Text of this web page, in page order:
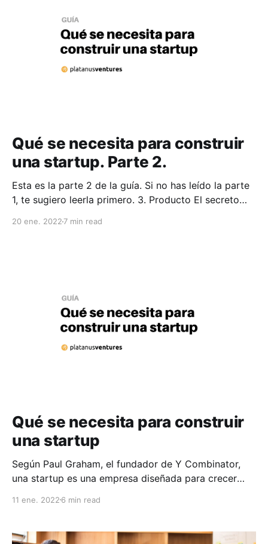
Qué se necesita para construir
una startup. Parte 2.
Esta es la parte 2 de la guía. Si no has leído la parte
1, te sugiero leerla primero. 3. Producto El secreto
20 ene. 2022 7 min read
Qué se necesita para construir
una startup
Según Paul Graham, el fundador de Y Combinator,
una startup es una empresa diseñada para crecer
una empresa pueda ser una startup: 1. Hacer algo
atender y llegar a toda esa gente.
11 ene. 2022 6 min read